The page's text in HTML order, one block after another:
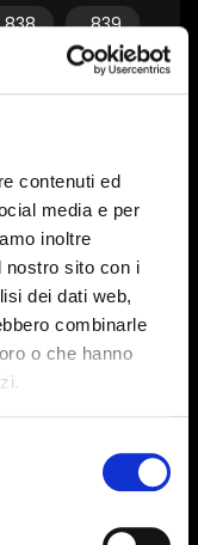
contenuti ed
media e per
inoltre
nostro sito con i
dei dati web,
combinarle
o che hanno
838
839
844
858
859
863
864
868
869
878
889
894